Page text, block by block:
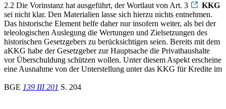
2.2 Die Vorinstanz hat ausgeführt, der Wortlaut von Art. 3
KKG
sei nicht klar. Den Materialien lasse sich hierzu nichts entnehmen.
Das historische Element helfe daher nur insofern weiter, als bei der
teleologischen Auslegung die Wertungen und Zielsetzungen des
historischen Gesetzgebers zu berücksichtigen seien. Bereits mit dem
aKKG habe der Gesetzgeber zur Hauptsache die Privathaushalte
vor Überschuldung schützen wollen. Unter diesem Aspekt erscheine
eine Ausnahme von der Unterstellung unter das KKG für Kredite im
BGE 139 III 201 S. 204